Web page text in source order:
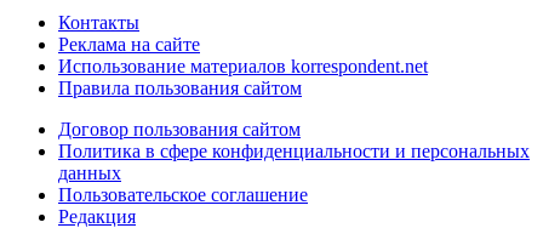
Контакты
Реклама на сайте
Использование материалов korrespondent.net
Правила пользования сайтом
Договор пользования сайтом
Политика в сфере конфиденциальности и персональных
данных
Пользовательское соглашение
Редакция